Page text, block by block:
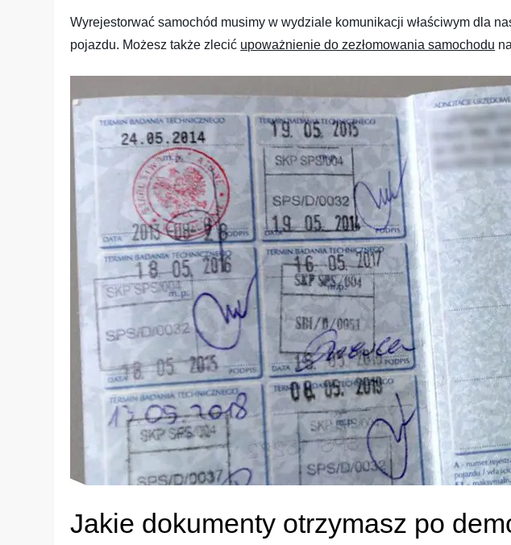
Wyrejestorwać samochód musimy w wydziale komunikacji właściwym dla
pojazdu. Możesz także zlecić upoważnienie do zezłomowania samochodu
Jakie dokumenty otrzymasz po